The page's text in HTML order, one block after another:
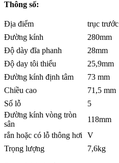
Thông số:
Địa điểm
trục trước
Đường kính
280mm
Độ dày đĩa phanh
28mm
Độ day tôi thiểu
25,9mm
Đường kính định tâm
73 mm
Chiều cao
71,5 mm
Số lỗ
5
Đường kính vòng tròn
sân
118mm
rắn hoặc có lỗ thông hơi V
Trọng lượng
7,6kg